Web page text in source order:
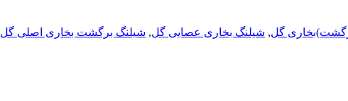
گل, شیلنگ بخاری عصایی گل, شیلنگ برگشت بخاری اصلی گل